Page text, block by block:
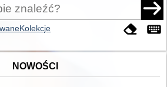
Kolekcje
NOWOŚCI